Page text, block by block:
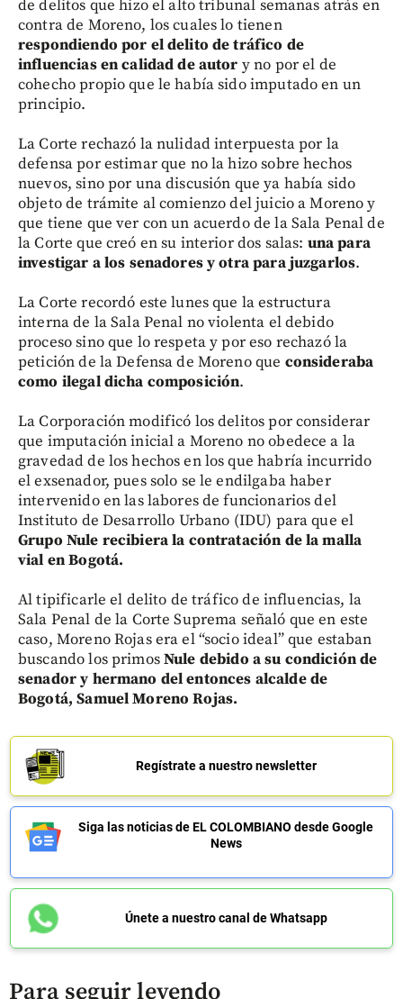
de delitos que hizo el alto tribunal semanas atrás en
contra de Moreno, los cuales lo tienen
respondiendo por el delito de tráfico de
influencias en calidad de autor y no por el de
cohecho propio que le había sido imputado en un
principio.
La Corte rechazó la nulidad interpuesta por la
defensa por estimar que no la hizo sobre hechos
nuevos, sino por una discusión que ya había sido
objeto de trámite al comienzo del juicio a Moreno y
que tiene que ver con un acuerdo de la Sala Penal de
la Corte que creó en su interior dos salas: una para
investigar a los senadores y otra para juzgarlos.
La Corte recordó este lunes que la estructura
interna de la Sala Penal no violenta el debido
proceso sino que lo respeta y por eso rechazó la
petición de la Defensa de Moreno que consideraba
como ilegal dicha composición.
La Corporación modificó los delitos por considerar
que imputación inicial a Moreno no obedece a la
gravedad de los hechos en los que habría incurrido
el exsenador, pues solo se le endilgaba haber
intervenido en las labores de funcionarios del
Instituto de Desarrollo Urbano (IDU) para que el
Grupo Nule recibiera la contratación de la malla
vial en Bogotá.
Al tipificarle el delito de tráfico de influencias, la
Sala Penal de la Corte Suprema señaló que en este
caso, Moreno Rojas era el “socio ideal” que estaban
buscando los primosNule debido a su condición de
senador y hermano del entonces alcalde de
Bogotá, Samuel Moreno Rojas.
Regístrate a nuestro newsletter
Siga las noticias de EL COLOMBIANO desde Google
News
Únete a nuestro canal de Whatsapp
Para seguir leyendo